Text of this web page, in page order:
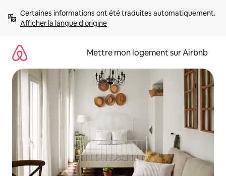
directement
Afficher la langue d'origine
Mettre mon logement sur Airbnb